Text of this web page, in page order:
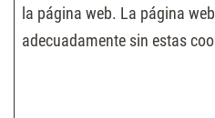
la página web. La página
adecuadamente sin estas